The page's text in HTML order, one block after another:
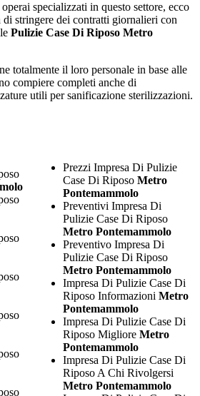
specializzati in questo settore, ecco
di stringere dei contratti giornalieri con
Pulizie Case Di Riposo Metro
totalmente il loro personale in base alle
compiere completi anche di
utili per sanificazione sterilizzazioni.
Prezzi Impresa Di Pulizie
Case Di Riposo Metro
Pontemammolo
Preventivi Impresa Di
Pulizie Case Di Riposo
Metro Pontemammolo
Preventivo Impresa Di
Pulizie Case Di Riposo
Metro Pontemammolo
Impresa Di Pulizie Case Di
Riposo Informazioni Metro
Pontemammolo
Impresa Di Pulizie Case Di
Riposo Migliore Metro
Pontemammolo
Impresa Di Pulizie Case Di
Riposo A Chi Rivolgersi
Metro Pontemammolo